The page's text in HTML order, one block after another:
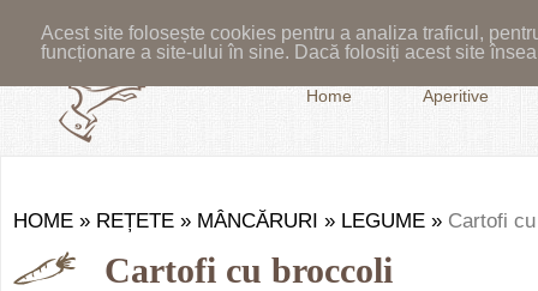
Acest site folosește cookies pentru a analiza traficul,
funcționare a site-ului în sine. Dacă folosiți acest site
Home Aperitive
HOME » REȚETE » MÂNCĂRURI » LEGUME » Cartofi
Cartofi cu broccoli